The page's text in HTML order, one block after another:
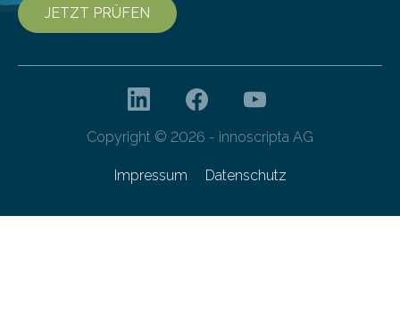
JETZT PRÜFEN
Copyright © 2026 - innoscripta AG
Impressum Datenschutz